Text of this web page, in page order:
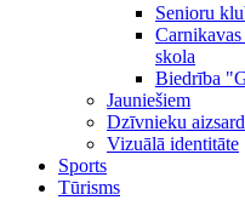
Senioru
Carnikavas
skola
Biedrība
Jauniešiem
Dzīvnieku
Vizuālā identitāte
Sports
Tūrisms